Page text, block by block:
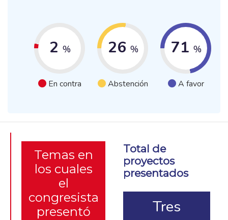
2 %
En contra
26 %
Abstención
71 %
A favor
Temas en
los cuales
el
congresista
presentó
Total de
proyectos
presentados
Tres